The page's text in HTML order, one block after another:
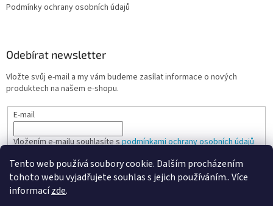
Tento web používá soubory cookie. Dalším procházením
tohoto webu vyjadřujete souhlas s jejich používáním.. Více
informacízde.
Podmínky ochrany osobních údajů
Odebírat newsletter
Vložte svůj e-mail a my vám budeme zasílat informace o nových
produktech na našem e-shopu.
E-mail
Vložením e-mailu souhlasíte spodmínkami ochrany osobních údajů
PŘIHLÁSIT SE